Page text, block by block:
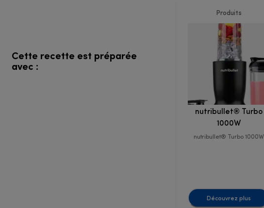
Cette recette est préparée
avec :
Produits
nutribullet® Turbo
1000W
nutribullet® Turbo 1000W
Découvrez plus